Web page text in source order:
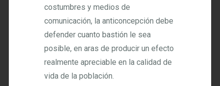
costumbres y medios de
comunicación, la anticoncepción debe
defender cuanto bastión le sea
posible, en aras de producir un efecto
realmente apreciable en la calidad de
vida de la población.